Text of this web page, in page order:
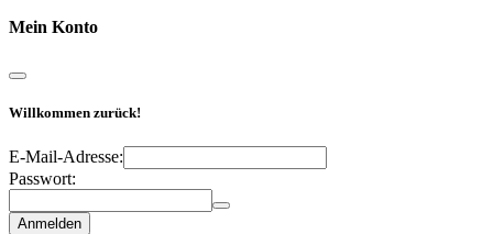
Mein Konto
Willkommen zurück!
E-Mail-Adresse:
Passwort:
Anmelden